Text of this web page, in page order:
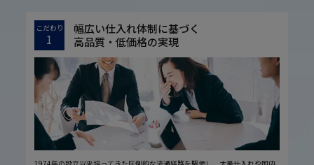
こだわり
1
幅広い仕入れ体制に基づく
高品質・低価格の実現